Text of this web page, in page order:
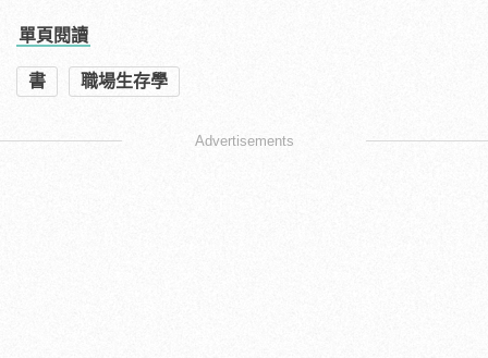
單頁閱讀
書 職場生存學
Advertisements